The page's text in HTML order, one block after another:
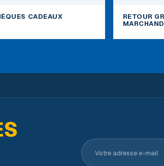
CADEAUX
RETOUR
Votre adresse e-mail